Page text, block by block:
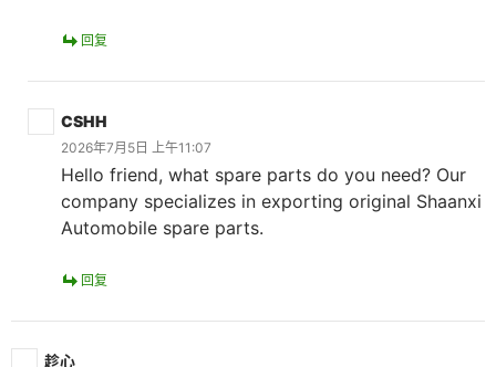
回复
CSHH
2026年7月5日 上午11:07
Hello friend, what spare parts do you need? Our
company specializes in exporting original Shaanxi
Automobile spare parts.
回复
趁心